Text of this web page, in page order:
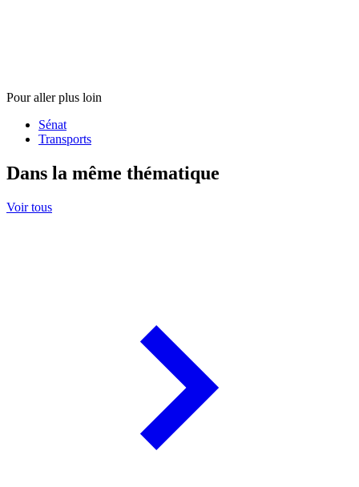
Pour aller plus loin
Sénat
Transports
Dans la même thématique
Voir tous